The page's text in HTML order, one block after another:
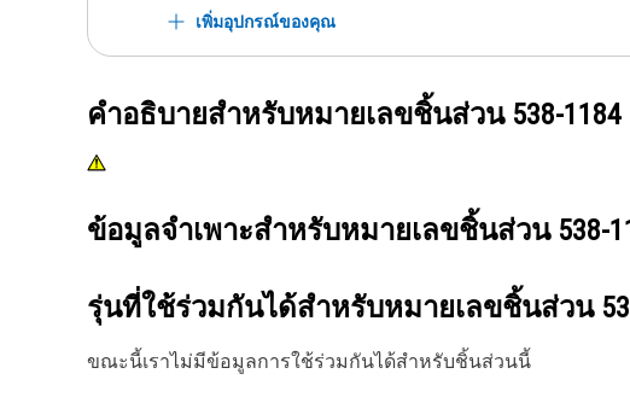
เพิ่มอุปกรณ์ของคุณ
คำอธิบายสำหรับหมายเลขชิ้นส่วน 538-1184
ข้อมูลจำเพาะสำหรับหมายเลขชิ้นส่วน 538-
รุ่นที่ใช้ร่วมกันได้สำหรับหมายเลขชิ้นส่วน
ขณะนี้เราไม่มีข้อมูลการใช้ร่วมกันได้สำหรับชิ้นส่วนนี้